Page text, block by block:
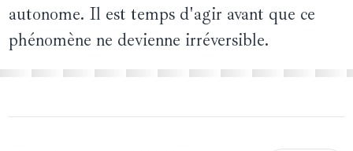
autonome. Il est temps d'agir avant que ce
phénomène ne devienne irréversible.